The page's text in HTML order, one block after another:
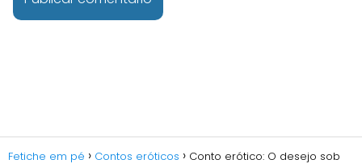
Fetiche em pé Contos eróticos
Conto erótico: O desejo sob